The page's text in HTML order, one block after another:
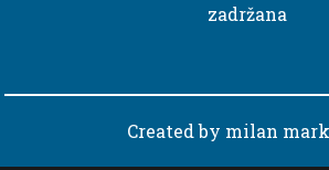
zadržana
Created by milan